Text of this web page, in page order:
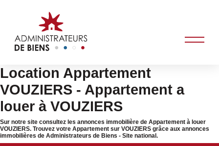
Location Appartement
VOUZIERS - Appartement a
louer à VOUZIERS
Sur notre site consultez les annonces immobilière de Appartement à louer
VOUZIERS. Trouvez votre Appartement sur VOUZIERS grâce aux annonces
immobilières de Administrateurs de Biens - Site national.